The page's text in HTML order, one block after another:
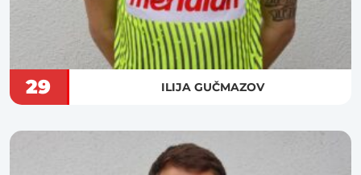
29 ILIJA GUČMAZOV